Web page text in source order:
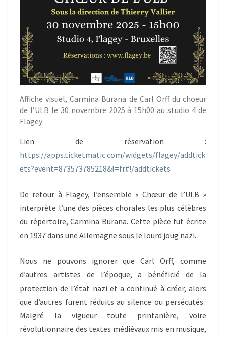
Affiche visuel, Carmina Burana de Carl Orff du choeur
de l’ULB le 30 novembre 2025 à 15h00 au studio 4 de
Flagey
Lien de réservation :
https://apps.ticketmatic.com/widgets/flagey/addtick
ets?event=873573785218&l=fr#!/addtickets
De retour à Flagey, l’ensemble « Chœur de l’ULB »
interprète l’une des pièces chorales les plus célèbres
du répertoire, Carmina Burana. Cette pièce fut écrite
en 1937 dans une Allemagne sous le lourd joug nazi.
Nous ne pouvons ignorer que Carl Orff, comme
d’autres artistes de l’époque, a bénéficié de la
protection de l’état nazi et a continué à créer, alors
que d’autres furent réduits au silence ou persécutés.
Malgré la vigueur toute printanière, voire
révolutionnaire des textes médiévaux mis en musique,